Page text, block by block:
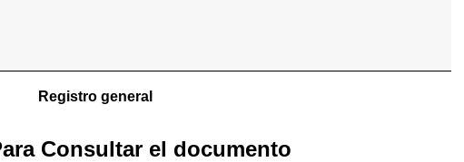
Registro general
Consultarel documento